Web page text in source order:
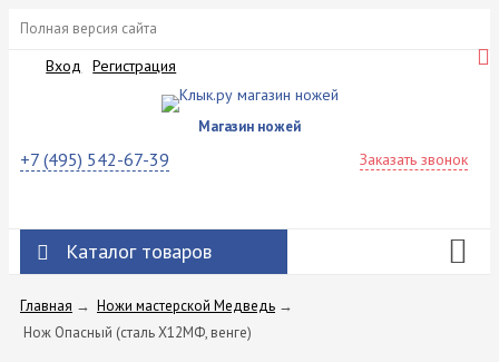
Полная версия сайта
Вход Регистрация
Магазин ножей
+7 (495) 542-67-39 Заказать звонок
Каталог товаров
Главная → Ножи мастерской Медведь →
Нож Опасный (сталь Х12МФ, венге)